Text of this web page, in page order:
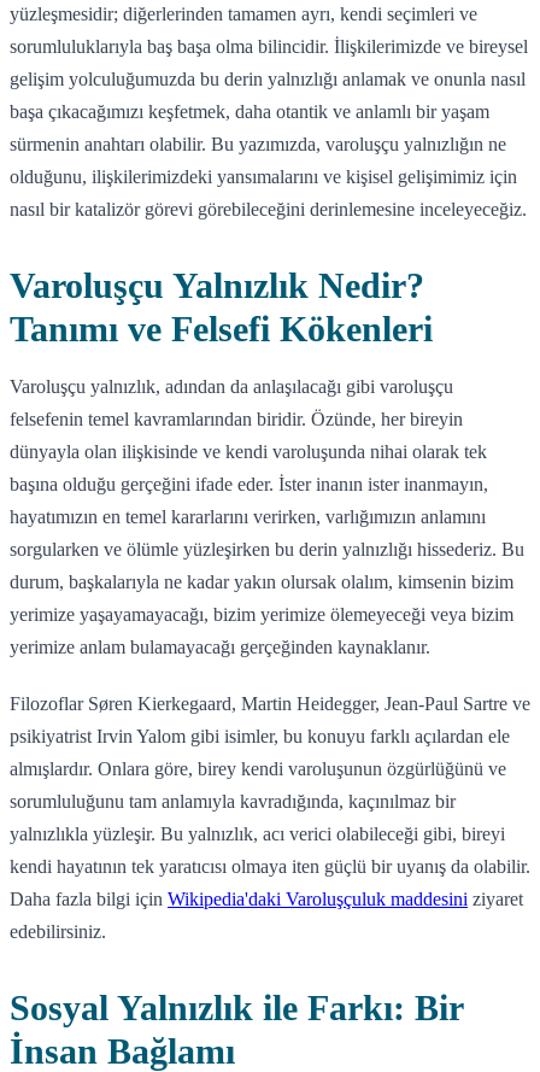
yüzleşmesidir; diğerlerinden tamamen ayrı, kendi seçimleri ve
sorumluluklarıyla baş başa olma bilincidir. İlişkilerimizde ve bireysel
gelişim yolculuğumuzda bu derin yalnızlığı anlamak ve onunla nasıl
başa çıkacağımızı keşfetmek, daha otantik ve anlamlı bir yaşam
sürmenin anahtarı olabilir. Bu yazımızda, varoluşçu yalnızlığın ne
olduğunu, ilişkilerimizdeki yansımalarını ve kişisel gelişimimiz için
nasıl bir katalizör görevi görebileceğini derinlemesine inceleyeceğiz.
Varoluşçu Yalnızlık Nedir?
Tanımı ve Felsefi Kökenleri
Varoluşçu yalnızlık, adından da anlaşılacağı gibi varoluşçu
felsefenin temel kavramlarından biridir. Özünde, her bireyin
dünyayla olan ilişkisinde ve kendi varoluşunda nihai olarak tek
başına olduğu gerçeğini ifade eder. İster inanın ister inanmayın,
hayatımızın en temel kararlarını verirken, varlığımızın anlamını
sorgularken ve ölümle yüzleşirken bu derin yalnızlığı hissederiz. Bu
durum, başkalarıyla ne kadar yakın olursak olalım, kimsenin bizim
yerimize yaşayamayacağı, bizim yerimize ölemeyeceği veya bizim
yerimize anlam bulamayacağı gerçeğinden kaynaklanır.
Filozoflar Søren Kierkegaard, Martin Heidegger, Jean-Paul Sartre ve
psikiyatrist Irvin Yalom gibi isimler, bu konuyu farklı açılardan ele
almışlardır. Onlara göre, birey kendi varoluşunun özgürlüğünü ve
sorumluluğunu tam anlamıyla kavradığında, kaçınılmaz bir
yalnızlıkla yüzleşir. Bu yalnızlık, acı verici olabileceği gibi, bireyi
kendi hayatının tek yaratıcısı olmaya iten güçlü bir uyanış da olabilir.
Daha fazla bilgi için Wikipedia'daki Varoluşçuluk maddesini ziyaret
edebilirsiniz.
Sosyal Yalnızlık ile Farkı: Bir
İnsan Bağlamı